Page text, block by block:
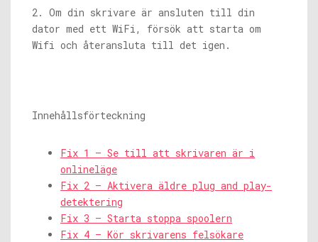
2. Om din skrivare är ansluten till din
dator med ett WiFi, försök att starta om
Wifi och återansluta till det igen.
Innehållsförteckning
Fix 1 – Se till att skrivaren är i
onlineläge
Fix 2 – Aktivera äldre plug and play-
detektering
Fix 3 – Starta stoppa spoolern
Fix 4 – Kör skrivarens felsökare